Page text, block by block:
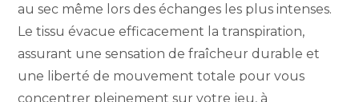
au sec même lors des échanges les plus intenses.
Le tissu évacue efficacement la transpiration,
assurant une sensation de fraîcheur durable et
une liberté de mouvement totale pour vous
concentrer pleinement sur votre jeu, à